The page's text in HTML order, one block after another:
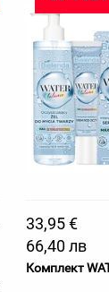
33,95 €
66,40 лв
Комплект